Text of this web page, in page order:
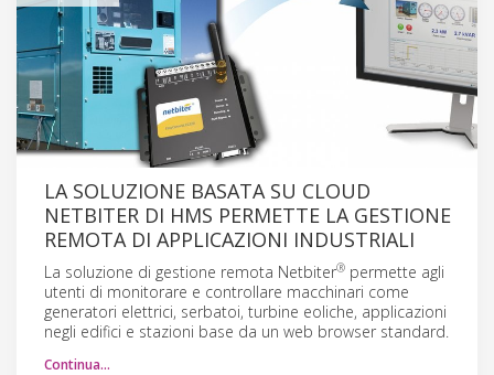
LA SOLUZIONE BASATA SU CLOUD
NETBITER DI HMS PERMETTE LA GESTIONE
REMOTA DI APPLICAZIONI INDUSTRIALI
La soluzione di gestione remota Netbiter® permette agli
utenti di monitorare e controllare macchinari come
generatori elettrici, serbatoi, turbine eoliche, applicazioni
negli edifici e stazioni base da un web browser standard.
Continua…